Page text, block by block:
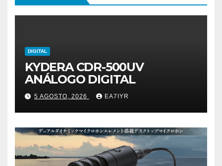
DIGITAL
KYDERA CDR-500UV
ANÁLOGO DIGITAL
5 AGOSTO, 2026 EA7IYR